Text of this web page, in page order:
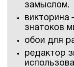
замыслом.
викторина
знатоков
обои для
редактор